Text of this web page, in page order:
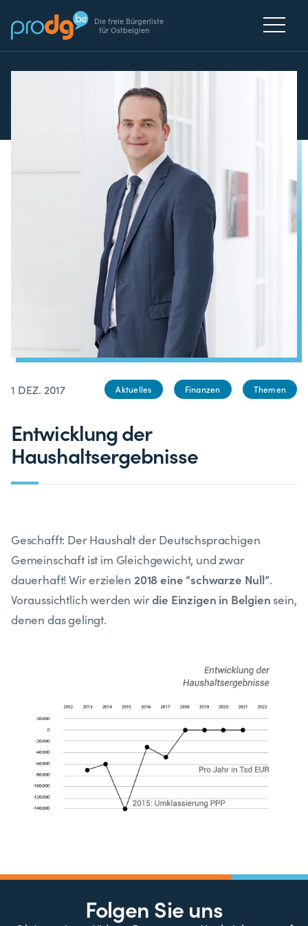
Die freie Bürgerliste
für Ostbelgien
1 DEZ. 2017 Aktuelles Finanzen Themen
Entwicklung der
Haushaltsergebnisse
Geschafft: Der Haushalt der Deutschsprachigen
Gemeinschaft ist im Gleichgewicht, und zwar
dauerhaft! Wir erzielen 2018 eine “schwarze Null”.
Voraussichtlich werden wirdie Einzigen in Belgien sein,
denen das gelingt.
Folgen Sie uns